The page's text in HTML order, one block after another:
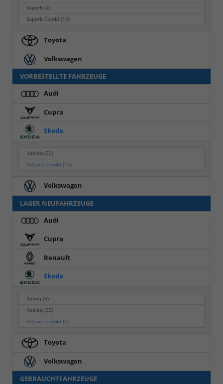
Superb(2)
Superb Combi(14)
Toyota
Volkswagen
VORBESTELLTE FAHRZEUGE
Audi
Cupra
Skoda
Kodiaq(33)
Octavia Combi(16)
Volkswagen
LAGER NEUFAHRZEUGE
Audi
Cupra
Renault
Skoda
Kamiq(3)
Kodiaq(33)
Octavia Combi(1)
Toyota
Volkswagen
GEBRAUCHTFAHRZEUGE